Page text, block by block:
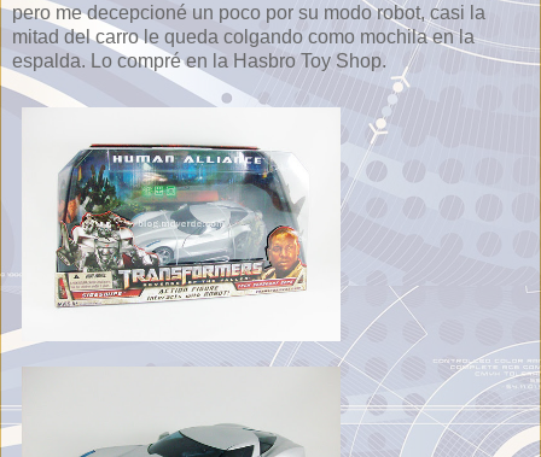
pero me decepcioné un poco por su modo robot, casi la
mitad del carro le queda colgando como mochila en la
espalda. Lo compré en la Hasbro Toy Shop.